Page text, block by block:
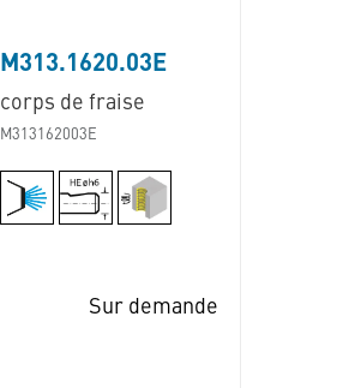
M313.1620.03E
corps de fraise
M313162003E
Sur demande